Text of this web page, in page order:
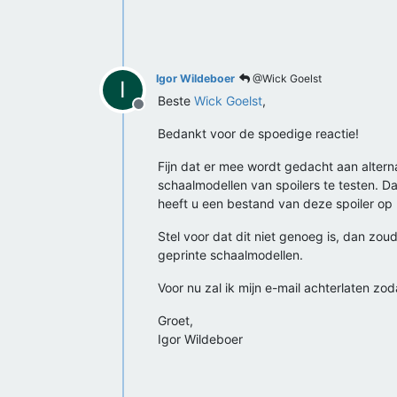
I
Offline
Igor Wildeboer @Wick Goelst
Beste Wick Goelst,
Bedankt voor de spoedige reactie!
Fijn dat er mee wordt gedacht aan
schaalmodellen van spoilers te testen.
heeft u een bestand van deze spoiler
Stel voor dat dit niet genoeg is, dan
geprinte schaalmodellen.
Voor nu zal ik mijn e-mail achterlaten
Groet,
Igor Wildeboer